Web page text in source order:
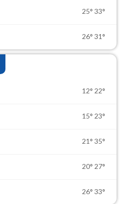
25° 33°
26° 31°
12° 22°
15° 23°
21° 35°
20° 27°
26° 33°